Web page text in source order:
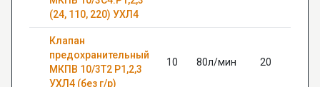
(24, 110, 220) УХЛ4
Клапан
предохранительный
МКПВ 10/3Т2 Р1,2,3
УХЛ4 (без г/р)
10 80л/мин 20